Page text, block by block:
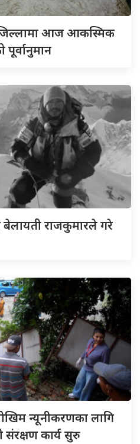
आज आकस्मिक
पूर्वानुमान
बेलायती राजकुमारले गरे
न्यूनीकरणका लागि
संरक्षण कार्य सुरु